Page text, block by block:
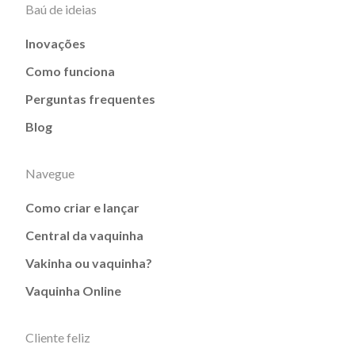
Baú de ideias
Inovações
Como funciona
Perguntas frequentes
Blog
Navegue
Como criar e lançar
Central da vaquinha
Vakinha ou vaquinha?
Vaquinha Online
Cliente feliz